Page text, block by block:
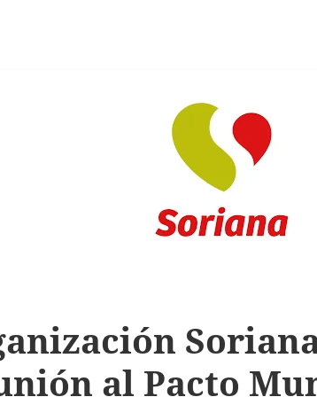
al Pacto